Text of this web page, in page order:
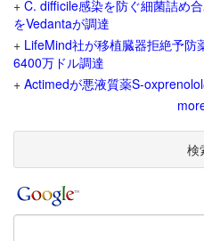
+ C. difficile感染を防ぐ細菌詰め
をVedantaが調達
+ LifeMind社が移植臓器拒絶予
6400万ドル調達
+ Actimedが悪液質薬S-
検